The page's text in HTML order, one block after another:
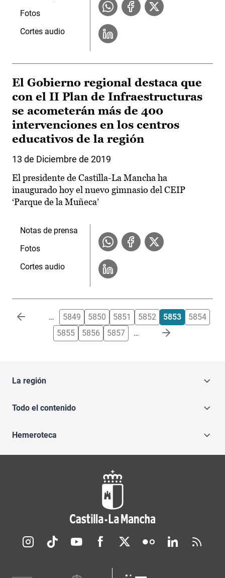
Fotos
Cortes audio
El Gobierno regional destaca que
con el II Plan de Infraestructuras
se acometerán más de 400
intervenciones en los centros
educativos de la región
13 de Diciembre de 2019
El presidente de Castilla-La Mancha ha
inaugurado hoy el nuevo gimnasio del CEIP
‘Parque de la Muñeca’
Notas de prensa
Fotos
Cortes audio
Paginación … 5849 5850 5851 5852 5853
5854
5855
5856 5857 …
La región
Todo el contenido
Hemeroteca
Redes sociales JCCM